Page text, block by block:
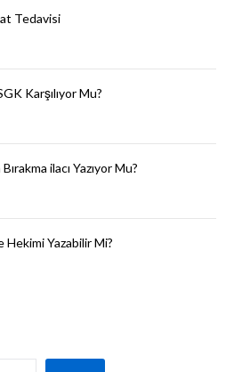
Tedavisi
Karşılıyor Mu?
ilacı Yazıyor Mu?
Yazabilir Mi?